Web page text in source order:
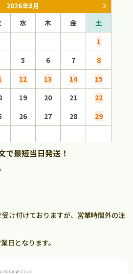
2026年8月
水 木 金
土
1
5 6 7
8
12 13 14
15
19 20 21
22
26 27 28
29
で最短当日発送！
け付けておりますが、営業時間外の注
日となります。